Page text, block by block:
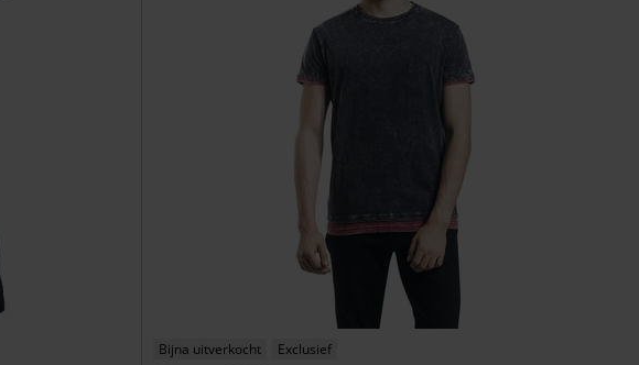
Bijna uitverkocht
Exclusief